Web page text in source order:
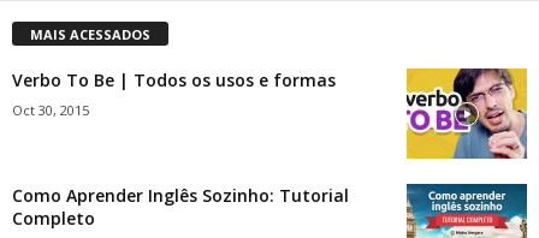
MAIS ACESSADOS
Verbo To Be | Todos os usos e formas
Oct 30, 2015
Como Aprender Inglês Sozinho: Tutorial
Completo